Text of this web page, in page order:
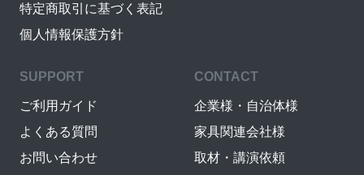
特定商取引に基づく表記
個人情報保護方針
SUPPORT
ご利用ガイド
よくある質問
お問い合わせ
CONTACT
企業様・自治体様
家具関連会社様
取材・講演依頼